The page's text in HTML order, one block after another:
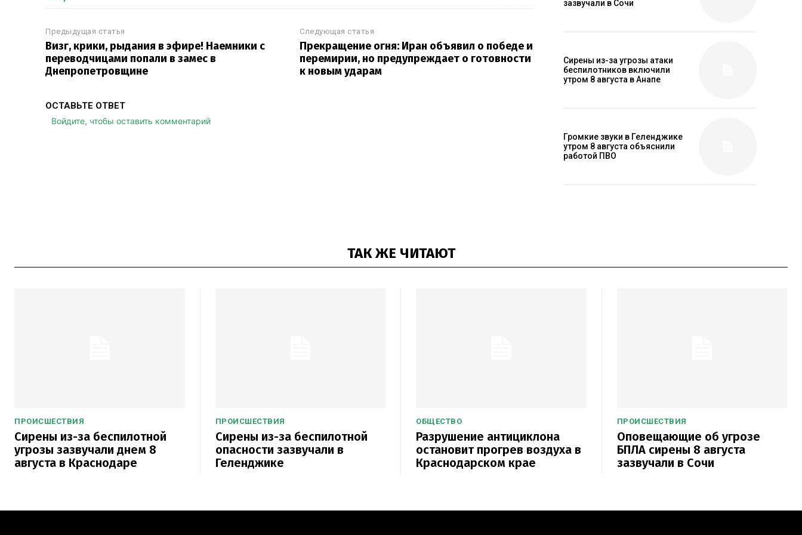
Предыдущая статья
Визг, крики, рыдания в эфире! Наемники с
переводчицами попали в замес в
Днепропетровщине
Следующая статья
Прекращение огня: Иран объявил о победе и
перемирии, но предупреждает о готовности
к новым ударам
ОСТАВЬТЕ ОТВЕТ
Войдите, чтобы оставить комментарий
зазвучали в Сочи
Сирены из-за угрозы атаки
беспилотников включили
утром 8 августа в Анапе
Громкие звуки в Геленджике
утром 8 августа объяснили
работой ПВО
ТАК ЖЕ ЧИТАЮТ
ПРОИСШЕСТВИЯ
Сирены из-за беспилотной
угрозы зазвучали днем 8
августа в Краснодаре
ПРОИСШЕСТВИЯ
Сирены из-за беспилотной
опасности зазвучали в
Геленджике
ОБЩЕСТВО
Разрушение антициклона
остановит прогрев воздуха в
Краснодарском крае
ПРОИСШЕСТВИЯ
Оповещающие об угрозе
БПЛА сирены 8 августа
зазвучали в Сочи